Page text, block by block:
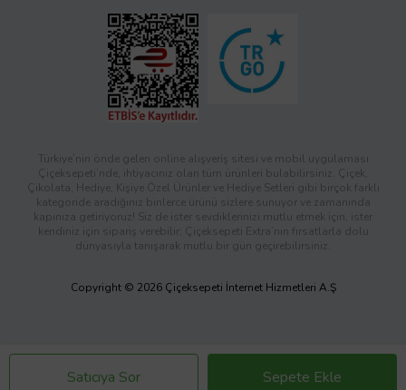
Satıcıya Sor Sepete Ekle
Türkiye’nin önde gelen online alışveriş sitesi ve mobil uygulaması
Çiçeksepeti’nde, ihtiyacınız olan tüm ürünleri bulabilirsiniz. Çiçek,
Çikolata, Hediye, Kişiye Özel Ürünler ve Hediye Setleri gibi birçok farklı
kategoride aradığınız binlerce ürünü sizlere sunuyor ve zamanında
kapınıza getiriyoruz! Siz de ister sevdiklerinizi mutlu etmek için, ister
kendiniz için sipariş verebilir; Çiçeksepeti Extra’nın fırsatlarla dolu
dünyasıyla tanışarak mutlu bir gün geçirebilirsiniz.
Copyright © 2026 Çiçeksepeti İnternet Hizmetleri A.Ş